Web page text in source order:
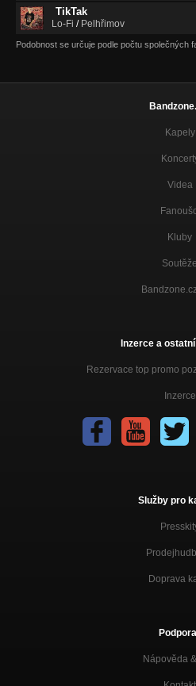
TikTak
Lo-Fi / Pelhřimov
Podobnost se určuje podle počtu společných
Kapely
Videa
Kluby
Soutěže
Inzerce a
Rezervace top promo
Inzerce
Služby pro
Doprava
Podpora
Nápověda &